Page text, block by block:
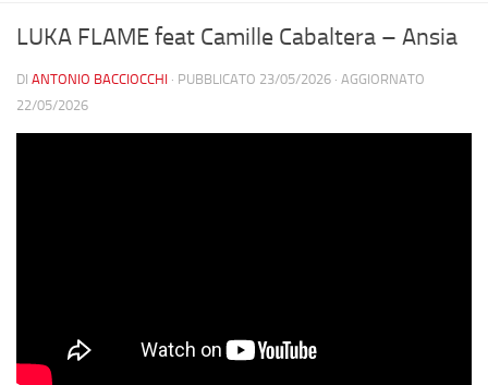
LUKA FLAME feat Camille Cabaltera – Ansia
DI ANTONIO BACCIOCCHI · PUBBLICATO 23/05/2026 · AGGIORNATO
22/05/2026